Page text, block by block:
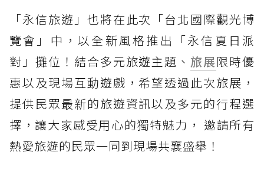
「永信旅遊」也將在此次「台北國際觀光博
覽會」中，以全新風格推出「永信夏日派
對」攤位！結合多元旅遊主題、 旅展限時優
惠以及現場互動遊戲，希望透過此次旅展，
提供民眾最新的旅遊資訊以及多元的行程選
擇，讓大家感受用心的獨特魅力， 邀請所有
熱愛旅遊的民眾一同到現場共襄盛舉！